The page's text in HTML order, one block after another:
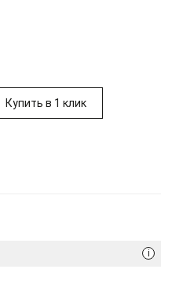
Купить в 1 клик
i